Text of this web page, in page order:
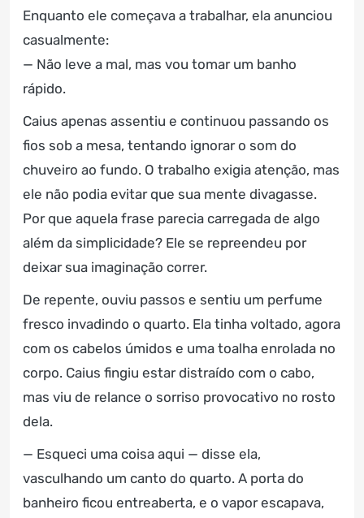
Enquanto ele começava a trabalhar, ela anunciou
casualmente:
— Não leve a mal, mas vou tomar um banho
rápido.
Caius apenas assentiu e continuou passando os
fios sob a mesa, tentando ignorar o som do
chuveiro ao fundo. O trabalho exigia atenção, mas
ele não podia evitar que sua mente divagasse.
Por que aquela frase parecia carregada de algo
além da simplicidade? Ele se repreendeu por
deixar sua imaginação correr.
De repente, ouviu passos e sentiu um perfume
fresco invadindo o quarto. Ela tinha voltado, agora
com os cabelos úmidos e uma toalha enrolada no
corpo. Caius fingiu estar distraído com o cabo,
mas viu de relance o sorriso provocativo no rosto
dela.
— Esqueci uma coisa aqui — disse ela,
vasculhando um canto do quarto. A porta do
banheiro ficou entreaberta, e o vapor escapava,